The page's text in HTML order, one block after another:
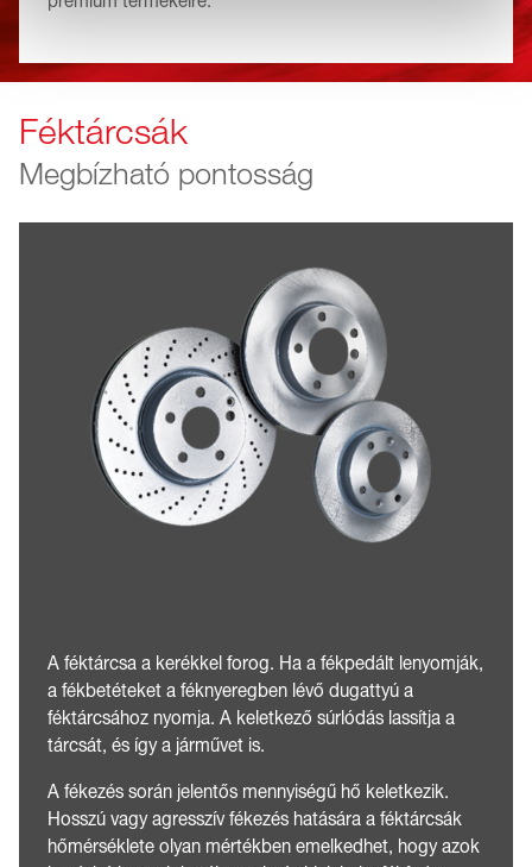
Féktárcsák
Megbízható pontosság
A féktárcsa a kerékkel forog. Ha a fékpedált lenyomják,
a fékbetéteket a féknyeregben lévő dugattyú a
féktárcsához nyomja. A keletkező súrlódás lassítja a
tárcsát, és így a járművet is.
A fékezés során jelentős mennyiségű hő keletkezik.
Hosszú vagy agresszív fékezés hatására a féktárcsák
hőmérséklete olyan mértékben emelkedhet, hogy azok